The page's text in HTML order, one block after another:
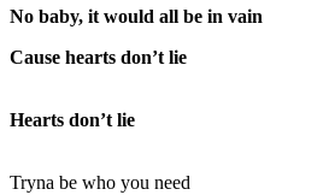
No baby, it would all be in vain
Cause hearts don’t lie
Hearts don’t lie
Tryna be who you need